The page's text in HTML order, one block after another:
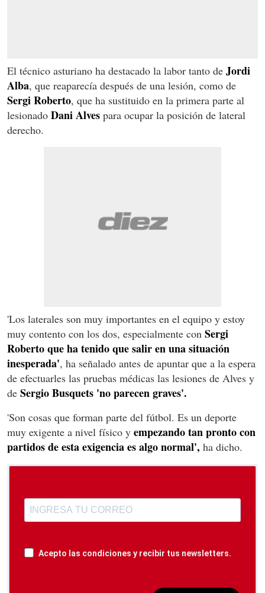
El técnico asturiano ha destacado la labor tanto de Jordi
Alba, que reaparecía después de una lesión, como de
Sergi Roberto, que ha sustituido en la primera parte al
lesionado Dani Alves para ocupar la posición de lateral
derecho.
'Los laterales son muy importantes en el equipo y estoy
muy contento con los dos, especialmente con Sergi
Roberto que ha tenido que salir en una situación
inesperada', ha señalado antes de apuntar que a la espera
de efectuarles las pruebas médicas las lesiones de Alves y
de Sergio Busquets 'no parecen graves'.
'Son cosas que forman parte del fútbol. Es un deporte
muy exigente a nivel físico y empezando tan pronto con
partidos de esta exigencia es algo normal', ha dicho.
Acepto las condiciones y recibir tus newsletters.